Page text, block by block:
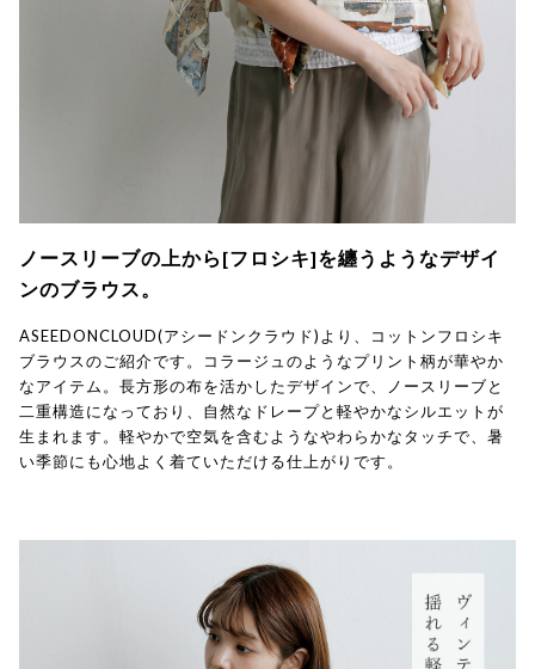
ノースリーブの上から[フロシキ]を纏うようなデザイ
ンのブラウス。
ASEEDONCLOUD(アシードンクラウド)より、コットンフロシキ
ブラウスのご紹介です。コラージュのようなプリント柄が華やか
なアイテム。長方形の布を活かしたデザインで、ノースリーブと
二重構造になっており、自然なドレープと軽やかなシルエットが
生まれます。軽やかで空気を含むようなやわらかなタッチで、暑
い季節にも心地よく着ていただける仕上がりです。